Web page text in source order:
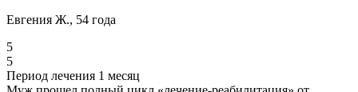
Евгения Ж., 54 года
5
5
Период лечения 1 месяц